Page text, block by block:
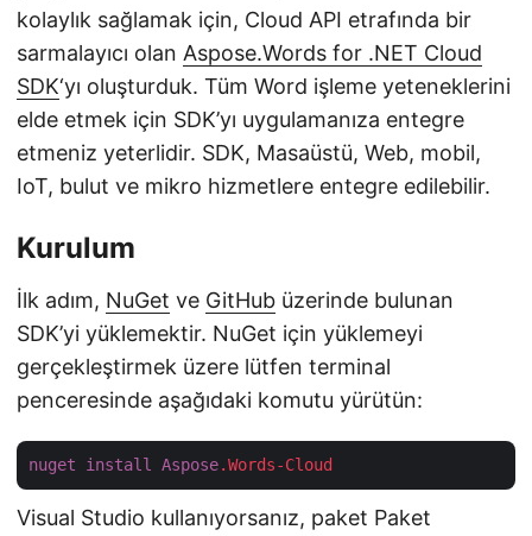
kolaylık sağlamak için, Cloud API etrafında bir
sarmalayıcı olan Aspose.Words for .NET Cloud
SDK‘yı oluşturduk. Tüm Word işleme yeteneklerini
elde etmek için SDK’yı uygulamanıza entegre
etmeniz yeterlidir. SDK, Masaüstü, Web, mobil,
IoT, bulut ve mikro hizmetlere entegre edilebilir.
Kurulum
İlk adım, NuGet ve GitHub üzerinde bulunan
SDK’yi yüklemektir. NuGet için yüklemeyi
gerçekleştirmek üzere lütfen terminal
penceresinde aşağıdaki komutu yürütün:
nuget install Aspose.Words-Cloud
Visual Studio kullanıyorsanız, paket Paket